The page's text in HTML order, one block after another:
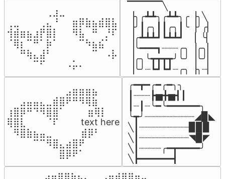
⠀⠀⠀⠀⠀⠀⢀⣰⣀⠀⠀⠀⠀⠀⠀⠀⠀
⢀⣀⠀⠀⠀⢀⣄⠘⠀⠀⣶⡿⣷⣦⣾⣿⣧
⢺⣾⣶⣦⣰⡟⣿⡇⠀⠀⠻⣧⠀⠛⠀⡘⠏
⠈⢿⡆⠉⠛⠁⡷⠁⠀⠀⠀⠉⠳⣦⣮⠁⠀
⠀⠀⠛⢷⣄⣼⠃⠀⠀⠀⠀⠀⠀⠉⠀⠠⡧
⠀⠀⠀⠀⠉⠋⠀⠀⠀⠠⡥⠄⠀⠀⠀⠀⠀
▔▔▔▔▔╲
▕╮╭┻┻╮╭┻┻╮╭▕╮╲
▕╯┃╭╮┃┃╭╮┃╰▕╯╭▏
▕╭┻┻┻┛┗┻┻┛  ▕  ╰▏
▕╰━━━┓┈┈┈╭╮▕╭╮▏
▕╭╮╰┳┳┳┳╯╰╯▕╰╯▏
▕╰╯┈┗┛┗┛┈╭╮▕╮┈▏
⠀⠀⠀⠀⠀⠀⠀⠀⠀⣠⣶⣶⣶⣦⠀⠀
⠀⠀⣠⣤⣤⣄⣀⣾⣿⠟⠛⠻⢿⣷⠀
⢰⣿⡿⠛⠙⠻⣿⣿⠁⠀⠀ ⠀⣶⢿⡇
⢿⣿⣇⠀⠀⠀⠈⠏⠀⠀⠀ text here
⠀⠻⣿⣷⣦⣤⣀⠀⠀⠀ ⠀⣾⡿⠃⠀
⠀⠀⠀⠀⠉⠉⠻⣿⣄⣴⣿⠟⠀⠀⠀
⠀⠀⠀⠀⠀⠀⠀⠀⣿⡿⠟⠁⠀⠀⠀
╭━┳━╭━╭━╮╮
┃┈┈┈┣▅╋▅┫┃
┃┈┃┈╰━╰━━━━━━╮
╰┳╯┈┈┈┈┈┈┈┈┈◢▉◣
╲┃┈┈┈┈┈┈┈┈┈▉▉▉
╲┃┈┈┈┈┈┈┈┈┈◥▉◤
╲┃┈┈┈┈╭━┳━━━━╯
╲┣━━━━━━┫﻿
⠀⣠⣤⣶⣶⣦⣄⡀  ⠀⢀⣤⣴⣶⣶⣤⣀⠀